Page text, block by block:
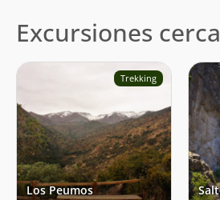
Excursiones
Trekking
Los Peumos